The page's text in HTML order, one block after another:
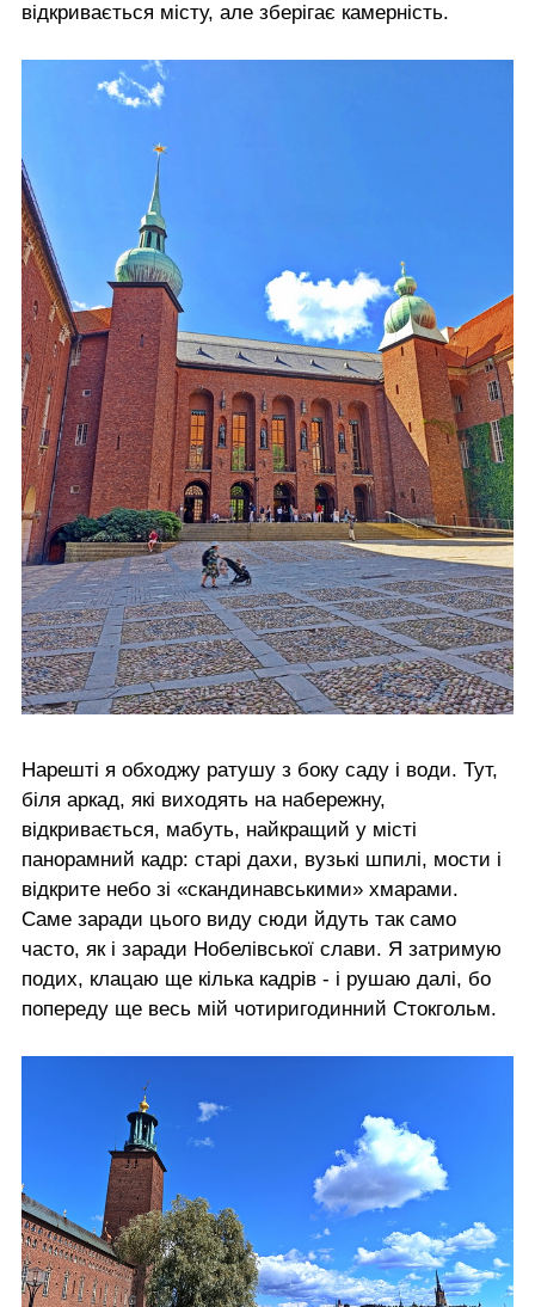
відкривається місту, але зберігає камерність.
Нарешті я обходжу ратушу з боку саду і води. Тут,
біля аркад, які виходять на набережну,
відкривається, мабуть, найкращий у місті
панорамний кадр: старі дахи, вузькі шпилі, мости і
відкрите небо зі «скандинавськими» хмарами.
Саме заради цього виду сюди йдуть так само
часто, як і заради Нобелівської слави. Я затримую
подих, клацаю ще кілька кадрів - і рушаю далі, бо
попереду ще весь мій чотиригодинний Стокгольм.